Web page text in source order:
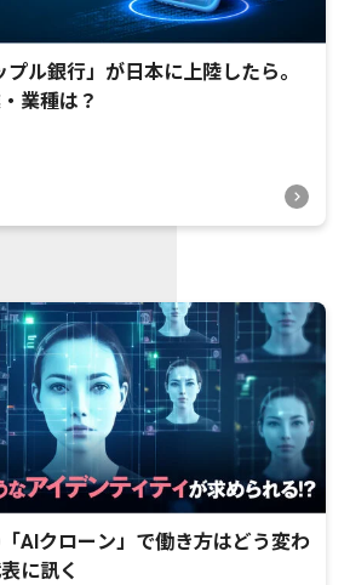
ル銀行」が日本に上陸したら。
業種は？
AIクローン」で働き方はどう変わ
に訊く